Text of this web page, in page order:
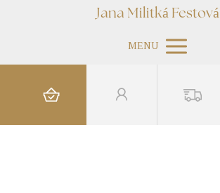
Jana Militká Festová
MENU